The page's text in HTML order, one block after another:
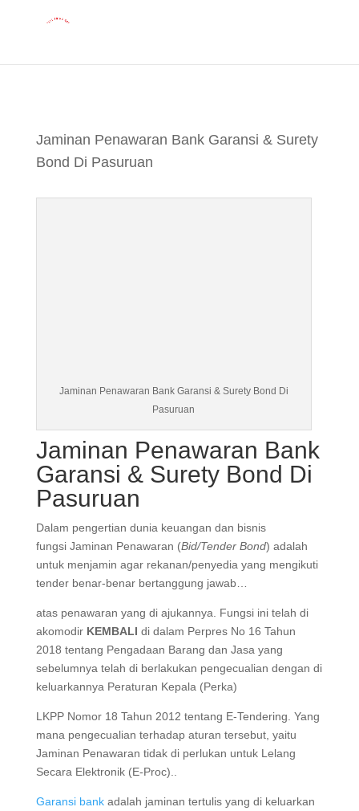
Jaminan Penawaran Bank Garansi &
Surety Bond Di Pasuruan
Jaminan Penawaran Bank Garansi & Surety Bond Di
Pasuruan
Jaminan Penawaran Bank
Garansi & Surety Bond Di
Pasuruan
Dalam pengertian dunia keuangan dan bisnis
fungsi Jaminan Penawaran (Bid/Tender Bond ) adalah
untuk menjamin agar rekanan/penyedia yang
mengikuti tender benar-benar bertanggung jawab…
atas penawaran yang di ajukannya. Fungsi ini telah
di akomodirKEMBALI di dalam Perpres No 16 Tahun
2018 tentang Pengadaan Barang dan Jasa yang
sebelumnya telah di berlakukan pengecualian
dengan di keluarkannya Peraturan Kepala (Perka)
LKPP Nomor 18 Tahun 2012 tentang E-Tendering.
Yang mana pengecualian terhadap aturan tersebut,
yaitu Jaminan Penawaran tidak di perlukan untuk
Lelang Secara Elektronik (E-Proc)..
Garansi bank adalah jaminan tertulis yang di